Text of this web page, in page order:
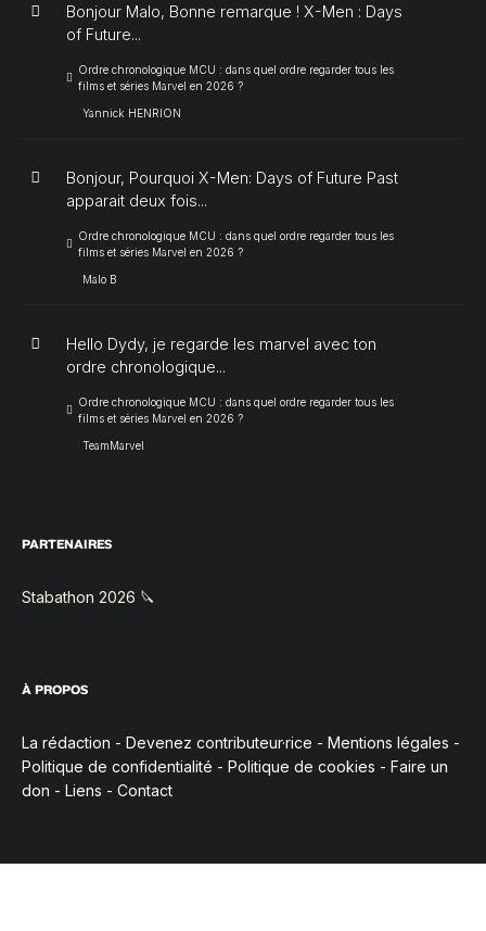
Bonjour Malo, Bonne remarque ! X-Men : Days
of Future...
Ordre chronologique MCU : dans quel ordre regarder tous les
films et séries Marvel en 2026 ?
Yannick HENRION
Bonjour, Pourquoi X-Men: Days of Future Past
apparait deux fois...
Ordre chronologique MCU : dans quel ordre regarder tous les
films et séries Marvel en 2026 ?
Malo B
Hello Dydy, je regarde les marvel avec ton
ordre chronologique...
Ordre chronologique MCU : dans quel ordre regarder tous les
films et séries Marvel en 2026 ?
TeamMarvel
PARTENAIRES
Stabathon 2026 🔪
À PROPOS
La rédaction - Devenez contributeur·rice - Mentions légales -
Politique de confidentialité - Politique de cookies - Faire un
don - Liens - Contact